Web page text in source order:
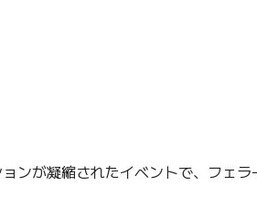
ンが凝縮されたイベントで、フェ